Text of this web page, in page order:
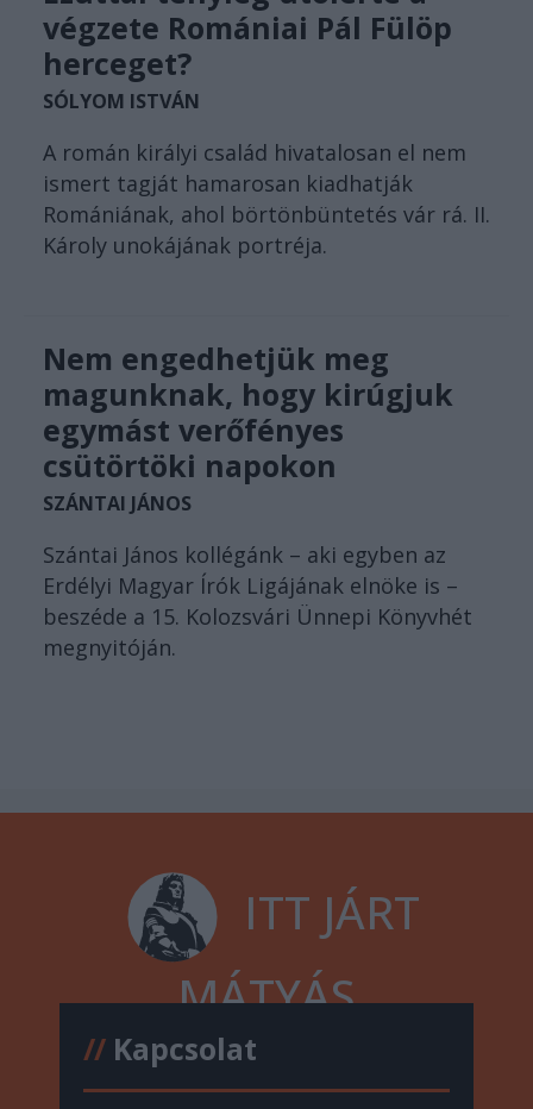
végzete Romániai Pál Fülöp
herceget?
SÓLYOM ISTVÁN
A román királyi család hivatalosan el nem
ismert tagját hamarosan kiadhatják
Romániának, ahol börtönbüntetés vár rá. II.
Károly unokájának portréja.
Nem engedhetjük meg
magunknak, hogy kirúgjuk
egymást verőfényes
csütörtöki napokon
SZÁNTAI JÁNOS
Szántai János kollégánk – aki egyben az
Erdélyi Magyar Írók Ligájának elnöke is –
beszéde a 15. Kolozsvári Ünnepi Könyvhét
megnyitóján.
ITT JÁRT
MÁTYÁS
//Kapcsolat